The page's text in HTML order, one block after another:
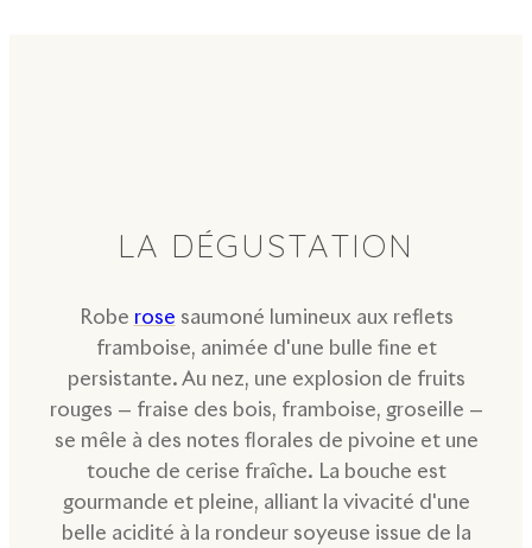
LA DÉGUSTATION
Robe rose saumoné lumineux aux reflets
framboise, animée d'une bulle fine et
persistante. Au nez, une explosion de fruits
rouges — fraise des bois, framboise, groseille —
se mêle à des notes florales de pivoine et une
touche de cerise fraîche. La bouche est
gourmande et pleine, alliant la vivacité d'une
belle acidité à la rondeur soyeuse issue de la